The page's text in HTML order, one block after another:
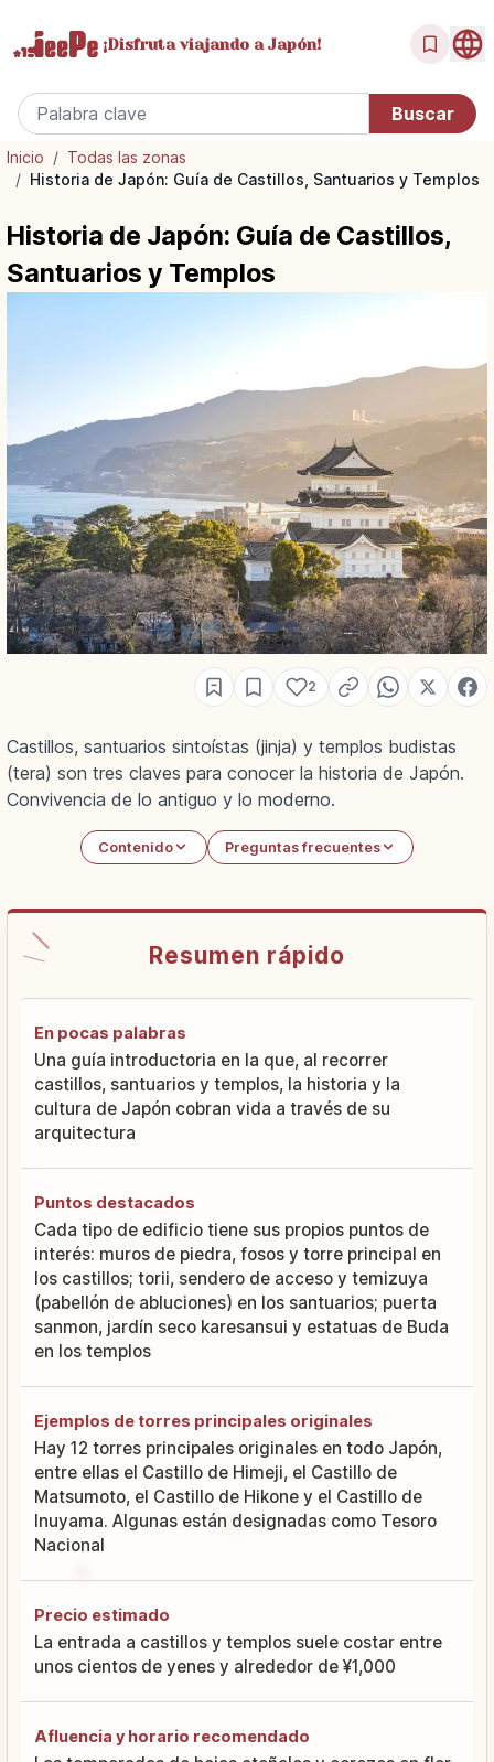
¡Disfrutaviajando a Japón!
Inicio / Todas las zonas
/ Historia de Japón: Guía de Castillos, Santuarios y Templos
Historia de Japón: Guía de Castillos,
Santuarios y Templos
2
Castillos, santuarios sintoístas (jinja) y templos budistas
(tera) son tres claves para conocer la historia de Japón.
Convivencia de lo antiguo y lo moderno.
Contenido Preguntas frecuentes
Resumen rápido
En pocas palabras
Una guía introductoria en la que, al recorrer
castillos, santuarios y templos, la historia y la
cultura de Japón cobran vida a través de su
arquitectura
Puntos destacados
Cada tipo de edificio tiene sus propios puntos de
interés: muros de piedra, fosos y torre principal en
los castillos; torii, sendero de acceso y temizuya
(pabellón de abluciones) en los santuarios; puerta
sanmon, jardín seco karesansui y estatuas de Buda
en los templos
Ejemplos de torres principales originales
Hay 12 torres principales originales en todo Japón,
entre ellas el Castillo de Himeji, el Castillo de
Matsumoto, el Castillo de Hikone y el Castillo de
Inuyama. Algunas están designadas como Tesoro
Nacional
Precio estimado
La entrada a castillos y templos suele costar entre
unos cientos de yenes y alrededor de ¥1,000
Afluencia y horario recomendado